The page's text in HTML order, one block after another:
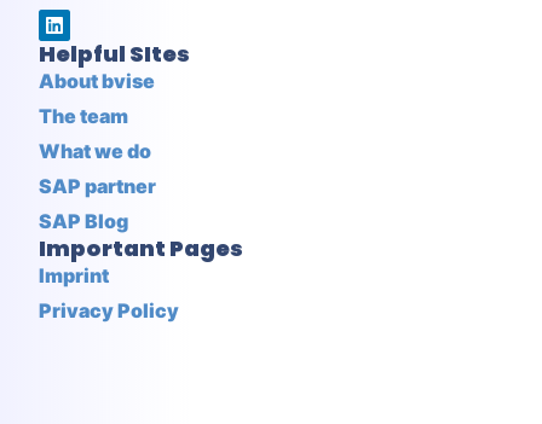
Helpful SItes
About bvise
The team
What we do
SAP partner
SAP Blog
Important Pages
Imprint
Privacy Policy